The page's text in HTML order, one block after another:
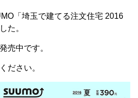
「埼玉で建てる注文住宅 2016
た。
売中です。
ださい。